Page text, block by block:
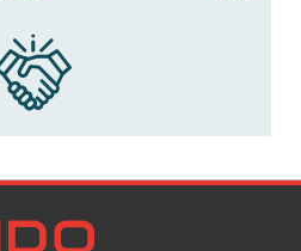
Datenschutzrichtlinien